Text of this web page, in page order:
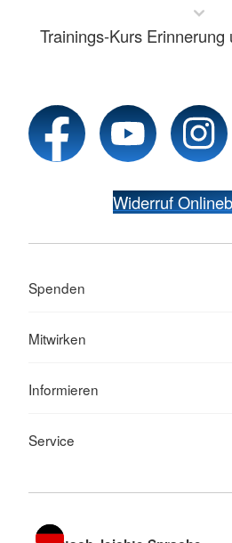
Trainings-Kurs Erinnerung
Widerruf
Spenden
Mitwirken
Informieren
Service
Sprache wechseln zu